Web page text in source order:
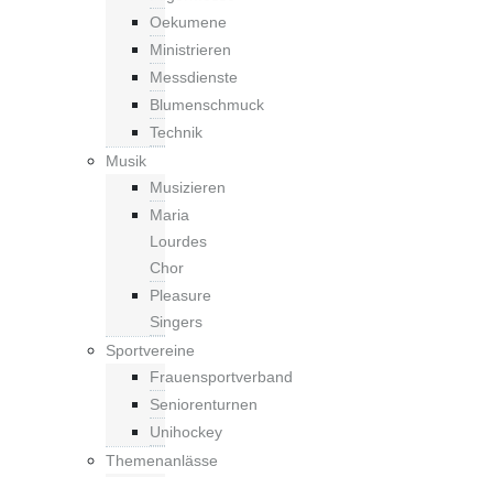
Oekumene
Ministrieren
Messdienste
Blumenschmuck
Technik
Musik
Musizieren
Maria
Lourdes
Chor
Pleasure
Singers
Sportvereine
Frauensportverband
Seniorenturnen
Unihockey
Themenanlässe